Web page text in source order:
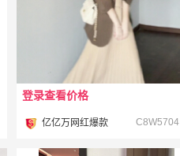
¥
亿亿万网红爆款
登录查看价格